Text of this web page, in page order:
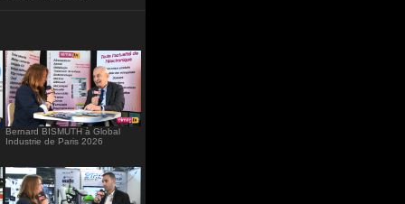
Bernard BISMUTH à Global
Industrie de Paris 2026